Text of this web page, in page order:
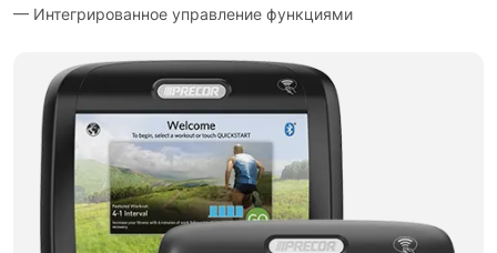
— Интегрированное управление функциями